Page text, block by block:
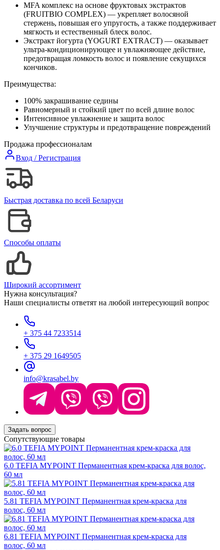
MFA комплекс на основе фруктовых экстрактов
(FRUITBIO COMPLEX) — укрепляет волосяной
стержень, повышая его упругость, а также поддерживает
мягкость и естественный блеск волос.
Экстракт йогурта (YOGURT EXTRACT) — оказывает
ультра-кондиционирующее и увлажняющее действие,
предотвращая ломкость волос и появление секущихся
кончиков.
Преимущества:
100% закрашивание седины
Равномерный и стойкий цвет по всей длине волос
Интенсивное увлажнение и защита волос
Улучшение структуры и предотвращение повреждений
Продажа профессионалам
Вход / Регистрация
Быстрая доставка по всей Беларуси
Способы оплаты
Широкий ассортимент
Нужна консультация?
Наши специалисты ответят на любой интересующий вопрос
+ 375 44 7233514
+ 375 29 1649505
info@krasabel.by
Задать вопрос
Сопутствующие товары
6.0 TEFIA MYPOINT Перманентная крем-краска для волос,
60 мл
5.81 TEFIA MYPOINT Перманентная крем-краска для
волос, 60 мл
6.81 TEFIA MYPOINT Перманентная крем-краска для
волос, 60 мл